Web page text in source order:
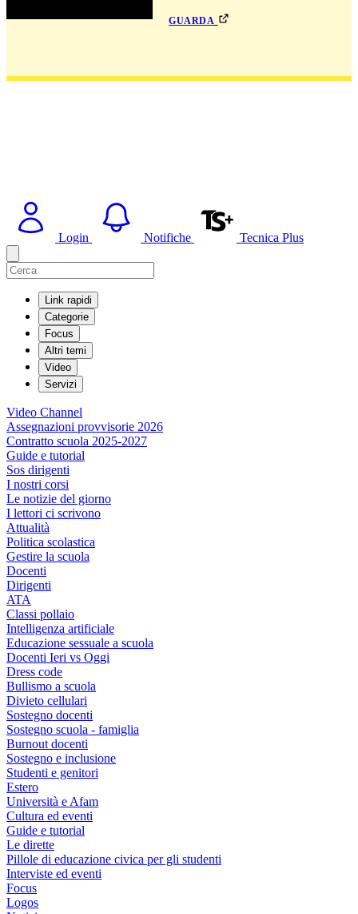
guarda
Login Notifiche Tecnica Plus
Link rapidi
Categorie
Focus
Altri temi
Video
Servizi
Video Channel
Assegnazioni provvisorie 2026
Contratto scuola 2025-2027
Guide e tutorial
Sos dirigenti
I nostri corsi
Le notizie del giorno
I lettori ci scrivono
Attualità
Politica scolastica
Gestire la scuola
Docenti
Dirigenti
ATA
Classi pollaio
Intelligenza artificiale
Educazione sessuale a scuola
Docenti Ieri vs Oggi
Dress code
Bullismo a scuola
Divieto cellulari
Sostegno docenti
Sostegno scuola - famiglia
Burnout docenti
Sostegno e inclusione
Studenti e genitori
Estero
Università e Afam
Cultura ed eventi
Guide e tutorial
Le dirette
Pillole di educazione civica per gli studenti
Interviste ed eventi
Focus
Logos